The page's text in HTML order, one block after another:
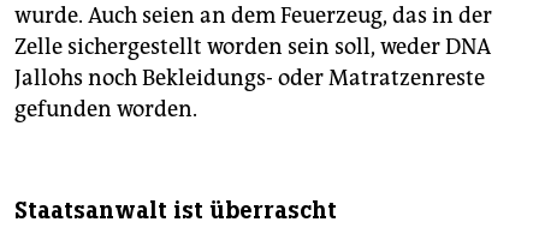
wurde. Auch seien an dem Feuerzeug, das in der
Zelle sichergestellt worden sein soll, weder DNA
Jallohs noch Bekleidungs- oder Matratzenreste
gefunden worden.
Staatsanwalt ist überrascht